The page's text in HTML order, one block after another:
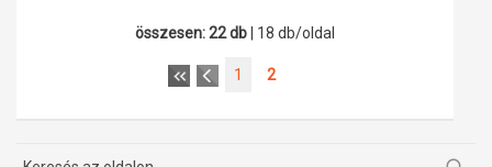
összesen: 22 db | 18 db/oldal
1 2